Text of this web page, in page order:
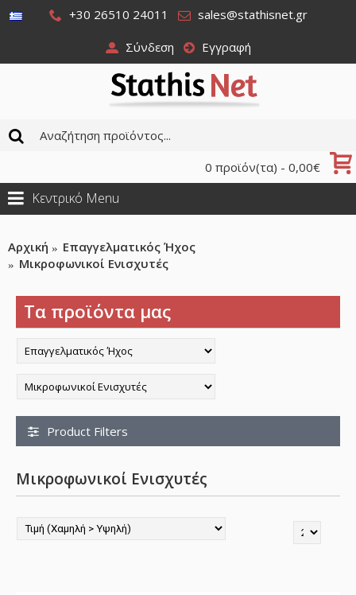
+30 26510 24011 sales@stathisnet.gr
Σύνδεση Εγγραφή
0 προϊόν(τα) - 0,00€
Κεντρικό Menu
Αρχική
Επαγγελματικός Ήχος
Μικροφωνικοί Ενισχυτές
Τα προϊόντα μας
Product Filters
Μικροφωνικοί Ενισχυτές